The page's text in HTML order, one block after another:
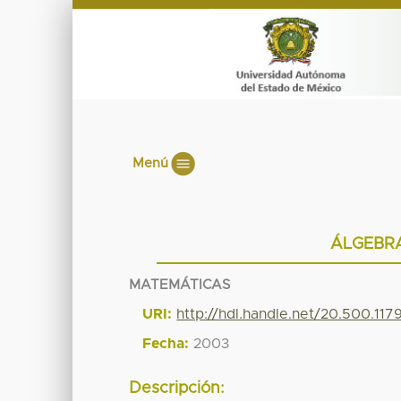
Menú
MATEMÁTICAS
URI: http://hdl.handle.net/
Fecha: 2003
Descripción: